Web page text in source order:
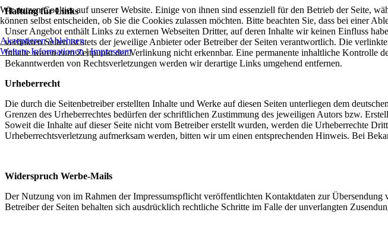
Haftung für Links
Unser Angebot enthält Links zu externen Webseiten Dritter, auf deren Inhalte wir keinen Einfluss
verlinkten Seiten ist stets der jeweilige Anbieter oder Betreiber der Seiten verantwortlich. Die
Inhalte waren zum Zeitpunkt der Verlinkung nicht erkennbar. Eine permanente inhaltliche Kontrolle
Bekanntwerden von Rechtsverletzungen werden wir derartige Links umgehend entfernen.
Urheberrecht
Die durch die Seitenbetreiber erstellten Inhalte und Werke auf diesen Seiten unterliegen dem
Grenzen des Urheberrechtes bedürfen der schriftlichen Zustimmung des jeweiligen Autors bzw.
Soweit die Inhalte auf dieser Seite nicht vom Betreiber erstellt wurden, werden die Urheberrechte
Urheberrechtsverletzung aufmerksam werden, bitten wir um einen entsprechenden Hinweis. Bei
Widerspruch Werbe-Mails
Der Nutzung von im Rahmen der Impressumspflicht veröffentlichten Kontaktdaten zur
Betreiber der Seiten behalten sich ausdrücklich rechtliche Schritte im Falle der unverlangten
Wir nutzen Cookies auf unserer Website. Einige von ihnen sind essenziell für den Betrieb der Seite,
können selbst entscheiden, ob Sie die Cookies zulassen möchten. Bitte beachten Sie, dass bei einer
AkzeptierenAblehnen
Weitere Informationen|Impressum